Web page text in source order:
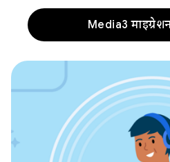
Media3